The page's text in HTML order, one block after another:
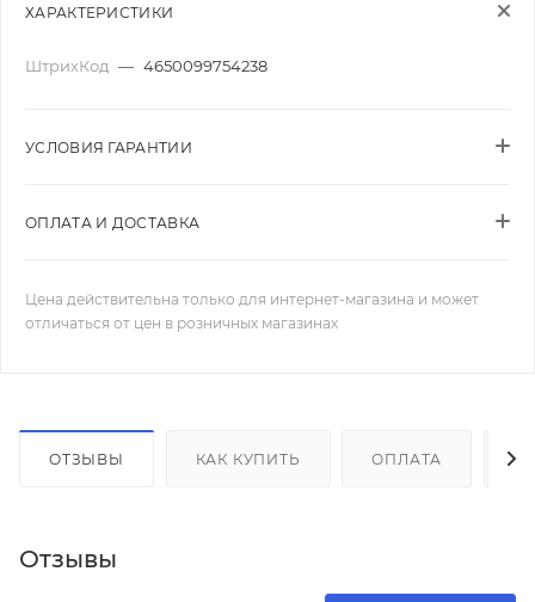
ХАРАКТЕРИСТИКИ
ШтрихКод — 4650099754238
УСЛОВИЯ ГАРАНТИИ
ОПЛАТА И ДОСТАВКА
Цена действительна только для интернет-магазина и может
отличаться от цен в розничных магазинах
ОТЗЫВЫ КАК КУПИТЬ ОПЛАТА
Отзывы